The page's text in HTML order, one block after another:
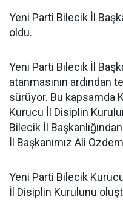
Yeni Parti Bilecik İl
oldu.
Yeni Parti Bilecik İl
atanmasının ardından
sürüyor. Bu kapsamda
Kurucu İl Disiplin
Bilecik İl
İl Başkanımız Ali
Yeni Parti Bilecik
İl Disiplin Kurulunu